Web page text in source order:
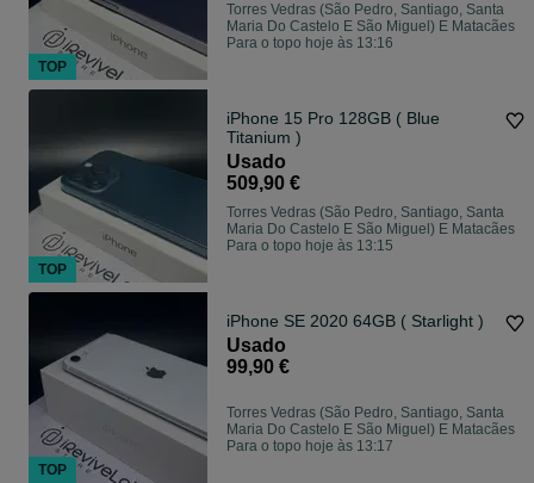
Torres Vedras (São Pedro, Santiago, Santa
Maria Do Castelo E São Miguel) E Matacães
Para o topo hoje às 13:16
iPhone 15 Pro 128GB ( Blue
Titanium )
Usado
509,90 €
Torres Vedras (São Pedro, Santiago, Santa
Maria Do Castelo E São Miguel) E Matacães
Para o topo hoje às 13:15
iPhone SE 2020 64GB ( Starlight )
Usado
99,90 €
Torres Vedras (São Pedro, Santiago, Santa
Maria Do Castelo E São Miguel) E Matacães
Para o topo hoje às 13:17
TOP
TOP
TOP